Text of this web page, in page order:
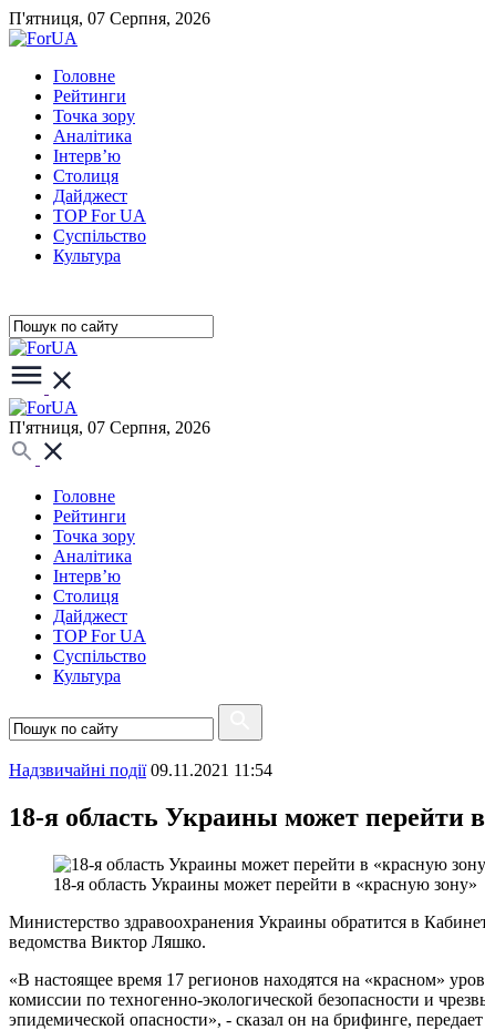
П'ятниця, 07 Серпня, 2026
Головне
Рейтинги
Точка зору
Аналітика
Інтерв’ю
Столиця
Дайджест
TOP For UA
Суспiльство
Культура
П'ятниця, 07 Серпня, 2026
Головне
Рейтинги
Точка зору
Аналітика
Інтерв’ю
Столиця
Дайджест
TOP For UA
Суспiльство
Культура
Надзвичайні події 09.11.2021 11:54
18-я область Украины может перейти
18-я область Украины может перейти в «красную зону»
Министерство здравоохранения Украины обратится в
ведомства Виктор Ляшко.
«В настоящее время 17 регионов находятся на «красном»
комиссии по техногенно-экологической безопасности и
эпидемической опасности», - сказал он на брифинге, передает